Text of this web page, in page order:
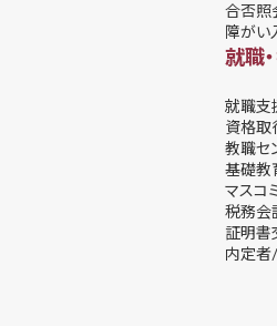
合否照
障がい
就職
就職支
資格取
教職セ
基礎教
マスコ
税務会
証明書
内定者